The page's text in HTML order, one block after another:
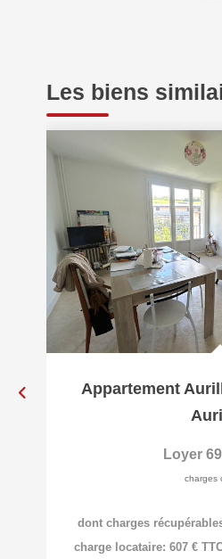
Les biens
Appartement
Loyer
charges
dont charges
charge locataire: 607 €